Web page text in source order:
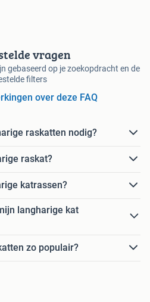
vragen
gebaseerd op je zoekopdracht en de
filters
over deze FAQ
raskatten nodig?
raskat?
katrassen?
langharige kat
zo populair?